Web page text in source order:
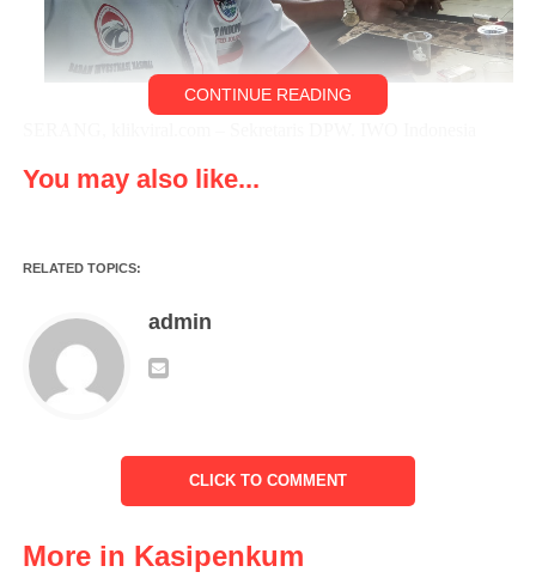
langkah damai yang dilakukan oleh Rudi Manurung , Wartawan
memang seharusnya wartawan tetap menjalin hubungan yang
baik dengan aparat penegak hukum, apalagi jabatan Kasipenkum
merupakan jabatan strategis sebagai pintu masuk komunikasi
” Meskipun kemarin secara emosional teman teman wartawan
ingin melakukan langkah aksi demonstrasi , tetapi setelah pihak
musyawarah dan kekeluargaan, ya tentu kita mendukung ,
CONTINUE READING
You may also like...
RELATED TOPICS:
admin
CLICK TO COMMENT
More in Kasipenkum